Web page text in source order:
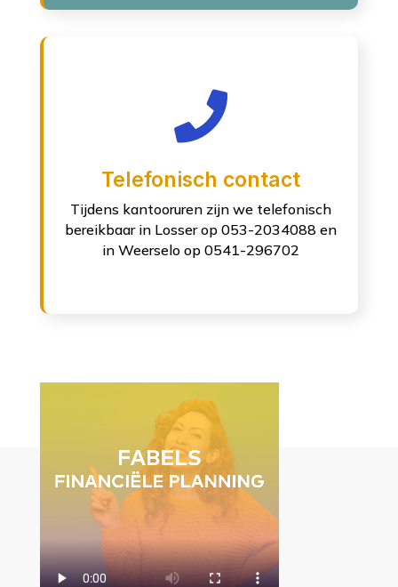

Telefonisch contact
Tijdens kantooruren zijn we telefonisch
bereikbaar in Losser op 053-2034088 en
in Weerselo op 0541-296702